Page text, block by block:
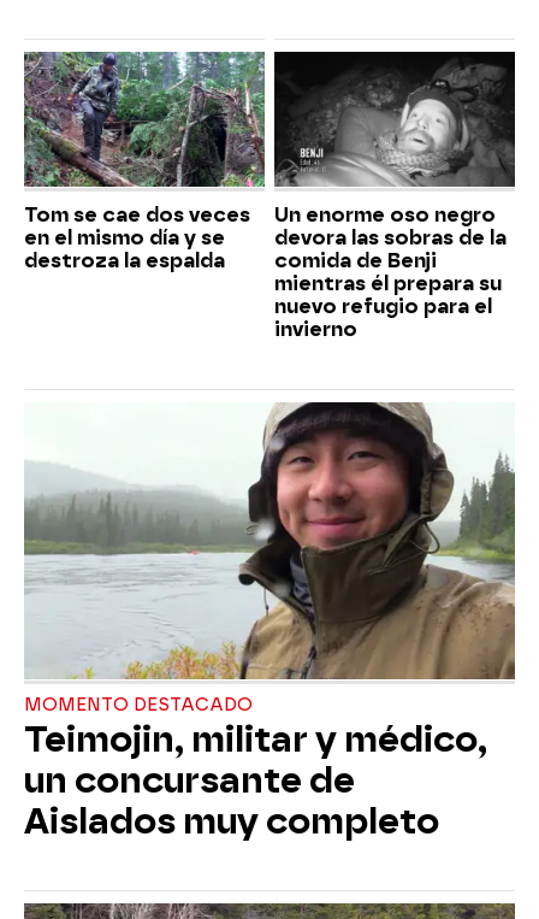
Tom se cae dos veces
en el mismo día y se
destroza la espalda
Un enorme oso negro
devora las sobras de la
comida de Benji
mientras él prepara su
nuevo refugio para el
invierno
MOMENTO DESTACADO
Teimojin, militar y médico,
un concursante de
Aislados muy completo